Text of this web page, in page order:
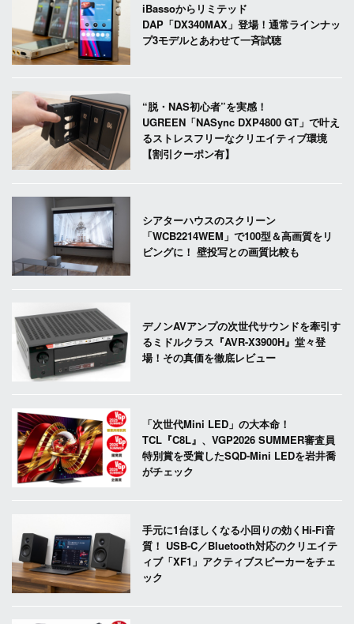
iBassoからリミテッド
DAP「DX340MAX」登場！通常ラインナッ
プ3モデルとあわせて一斉試聴
“脱・NAS初心者”を実感！
UGREEN「NASync DXP4800 GT」で叶え
るストレスフリーなクリエイティブ環境
【割引クーポン有】
シアターハウスのスクリーン
「WCB2214WEM」で100型＆高画質をリ
ビングに！ 壁投写との画質比較も
デノンAVアンプの次世代サウンドを牽引す
るミドルクラス『AVR-X3900H』堂々登
場！その真価を徹底レビュー
「次世代Mini LED」の大本命！
TCL『C8L』、VGP2026 SUMMER審査員
特別賞を受賞したSQD-Mini LEDを岩井喬
がチェック
手元に1台ほしくなる小回りの効くHi-Fi音
質！ USB-C／Bluetooth対応のクリエイテ
ィブ「XF1」アクティブスピーカーをチェ
ック